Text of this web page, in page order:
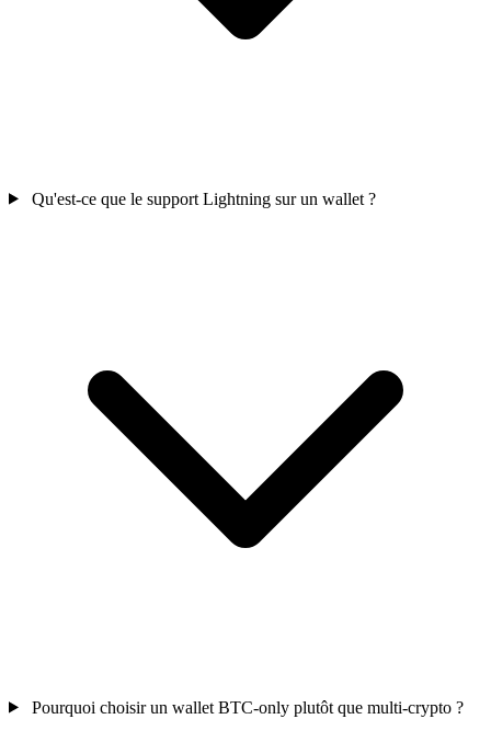
Qu'est-ce que le support Lightning sur un wallet ?
Pourquoi choisir un wallet BTC-only plutôt que multi-crypto ?